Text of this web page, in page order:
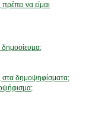
να είμαι
στα δημοψηφίσματα;